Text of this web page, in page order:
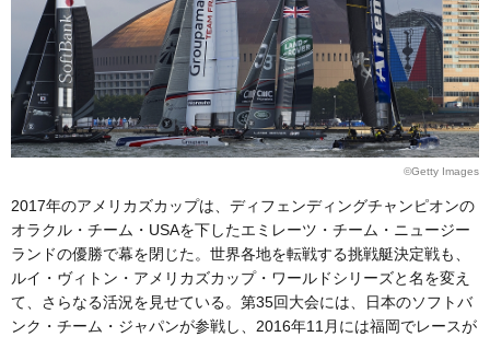
©Getty Images
2017年のアメリカズカップは、ディフェンディングチャンピオンの
オラクル・チーム・USAを下したエミレーツ・チーム・ニュージー
ランドの優勝で幕を閉じた。世界各地を転戦する挑戦艇決定戦も、
ルイ・ヴィトン・アメリカズカップ・ワールドシリーズと名を変え
て、さらなる活況を見せている。第35回大会には、日本のソフトバ
ンク・チーム・ジャパンが参戦し、2016年11月には福岡でレースが